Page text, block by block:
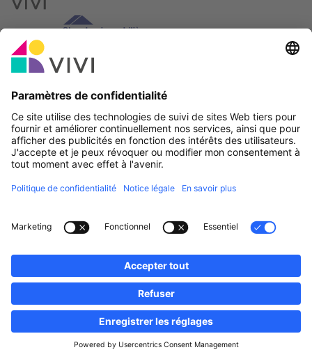
Professionnels, devenez membres!
Notice Légale